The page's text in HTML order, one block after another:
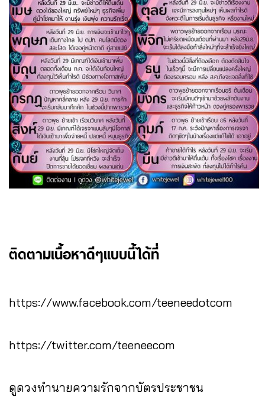
ติดตามเนื้อหาดีๆแบบนี้ได้ที่
https://www.facebook.com/teeneedotcom
https://twitter.com/teeneecom
ดูดวงทำนายความรักจากบัตรประชาชน